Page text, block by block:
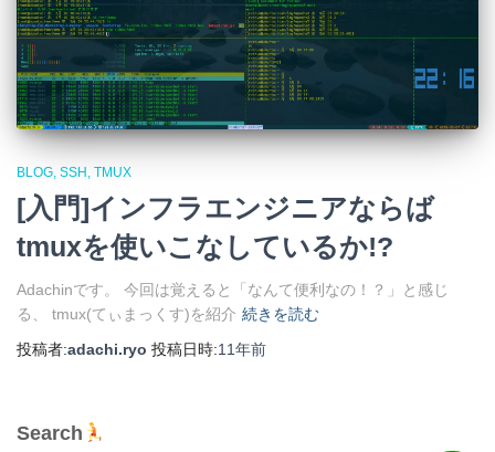
BLOG SSH TMUX
[入門]インフラエンジニアならば
tmuxを使いこなしているか!?
Adachinです。 今回は覚えると「なんて便利なの！？」と感じ
る、 tmux(てぃまっくす)を紹介 続きを読む
投稿者:adachi.ryo 投稿日時:11年前
Search